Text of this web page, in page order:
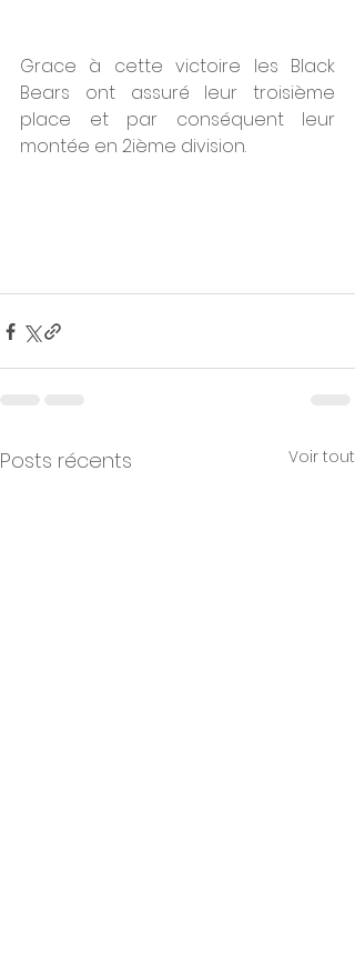
Grace à cette victoire les Black
Bears ont assuré leur troisième
place et par conséquent leur
montée en 2ième division.
Posts récents Voir tout